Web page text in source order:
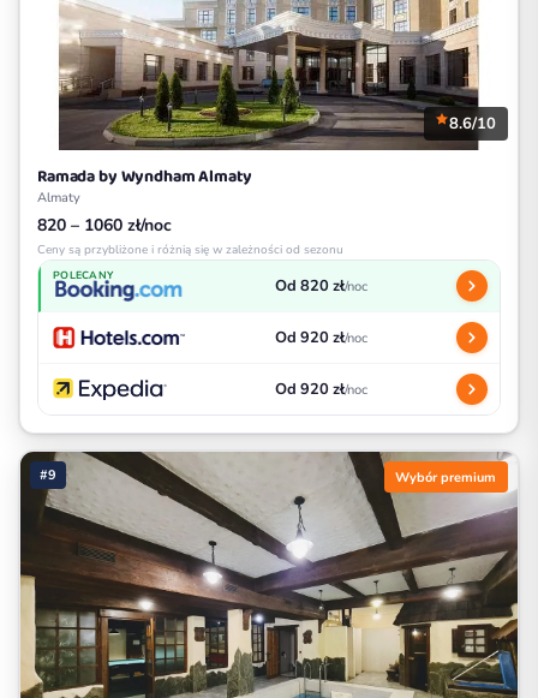
8.6/10
Ramada by Wyndham Almaty
Almaty
820 – 1060 zł/noc
Ceny są przybliżone i różnią się w zależności od sezonu
POLECANY Od 820 zł/noc
Od 920 zł/noc
Od 920 zł/noc
#9 Wybór premium